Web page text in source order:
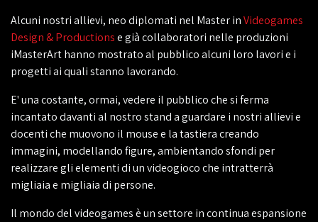
Alcuni nostri allievi, neo diplomati nel Master inVideogames
Design & Productionse già collaboratori nelle produzioni
iMasterArt hanno mostrato al pubblico alcuni loro lavori e i
progetti ai quali stanno lavorando.
E' una costante, ormai, vedere il pubblico che si ferma
incantato davanti al nostro stand a guardare i nostri allievi e
docenti che muovono il mouse e la tastiera creando
immagini, modellando figure, ambientando sfondi per
realizzare gli elementi di un videogioco che intratterrà
migliaia e migliaia di persone.
Il mondo del videogames è un settore in continua espansione